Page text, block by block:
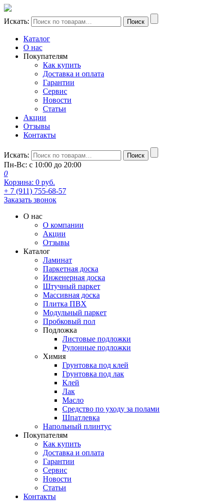
Искать: Поиск
Каталог
О нас
Покупателям
Как купить
Доставка и оплата
Гарантии
Сервис
Новости
Статьи
Акции
Отзывы
Контакты
Искать: Поиск
Пн-Вс: с 10:00 до 20:00
0
Корзина: 0 руб.
+ 7 (911) 755-68-57
Заказать звонок
О нас
О компании
Акции
Отзывы
Каталог
Ламинат
Паркетная доска
Инженерная доска
Штучный паркет
Массивная доска
Плитка ПВХ
Модульный паркет
Пробковый пол
Подложка
Листовые подложки
Рулонные подложки
Химия
Грунтовка под клей
Грунтовка под лак
Клей
Лак
Масло
Средство по уходу за полами
Шпатлевка
Напольный плинтус
Покупателям
Как купить
Доставка и оплата
Гарантии
Сервис
Новости
Статьи
Контакты